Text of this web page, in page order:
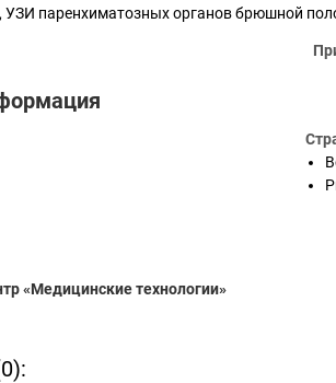
паренхиматозных органов брюшной
«Медицинские технологии»